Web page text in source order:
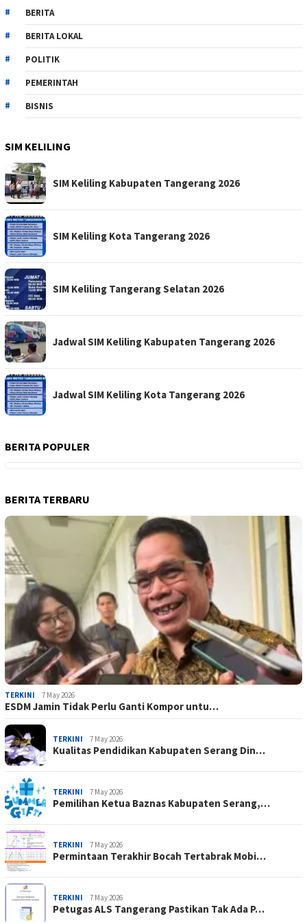
BERITA
BERITA LOKAL
POLITIK
PEMERINTAH
BISNIS
SIM KELILING
SIM Keliling Kabupaten Tangerang 2026
SIM Keliling Kota Tangerang 2026
SIM Keliling Tangerang Selatan 2026
Jadwal SIM Keliling Kabupaten Tangerang 2026
Jadwal SIM Keliling Kota Tangerang 2026
BERITA POPULER
BERITA TERBARU
TERKINI 7 May 2026
ESDM Jamin Tidak Perlu Ganti Kompor untu…
TERKINI 7 May 2026
Kualitas Pendidikan Kabupaten Serang Din…
TERKINI 7 May 2026
Pemilihan Ketua Baznas Kabupaten Serang,…
TERKINI 7 May 2026
Permintaan Terakhir Bocah Tertabrak Mobi…
TERKINI 7 May 2026
Petugas ALS Tangerang Pastikan Tak Ada P…